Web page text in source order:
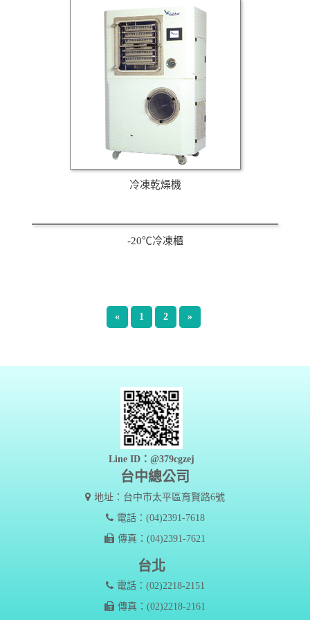
冷凍乾燥機
-20℃冷凍櫃
« 1 2 »
Line ID：@379cgzej
台中總公司
地址：台中市太平區育賢路6號
電話：(04)2391-7618
傳真：(04)2391-7621
台北
電話：(02)2218-2151
傳真：(02)2218-2161